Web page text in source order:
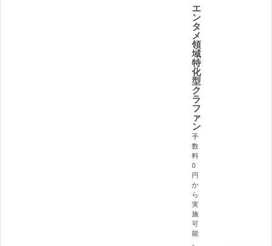
エ
ン
タ
メ
領
域
特
化
型
ク
ラ
フ
ァ
ン
手
数
料
0
円
か
ら
実
施
可
能